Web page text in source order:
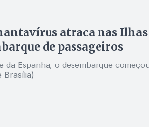
atraca nas Ilhas
de passageiros
da Espanha, o desembarque
Brasília)